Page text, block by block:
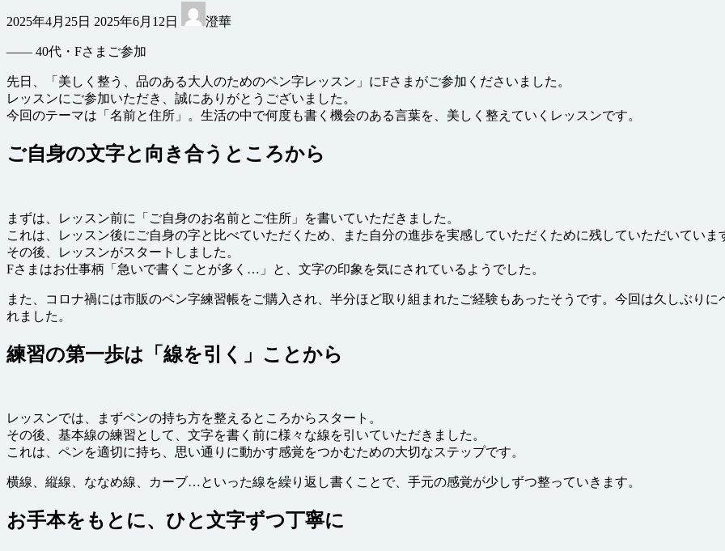
2025年4月25日 終
新
日
時
:
2025年6月12日 澄華
—— 40代・Fさまご参加
先日、「美しく整う、品のある大人のためのペン字レッスン」にFさまがご参加くださいました。
レッスンにご参加いただき、誠にありがとうございました。
今回のテーマは「名前と住所」。生活の中で何度も書く機会のある言葉を、美しく整えていくレッスンです。
ご自身の文字と向き合うところから
まずは、レッスン前に「ご自身のお名前とご住所」を書いていただきました。
これは、レッスン後にご自身の字と比べていただくため、また自分の進歩を実感していただくために残していただいていま
その後、レッスンがスタートしました。
Fさまはお仕事柄「急いで書くことが多く…」と、文字の印象を気にされているようでした。
また、コロナ禍には市販のペン字練習帳をご購入され、半分ほど取り組まれたご経験もあったそうです。今回は久しぶり
れました。
練習の第一歩は「線を引く」ことから
レッスンでは、まずペンの持ち方を整えるところからスタート。
その後、基本線の練習として、文字を書く前に様々な線を引いていただきました。
これは、ペンを適切に持ち、思い通りに動かす感覚をつかむための大切なステップです。
横線、縦線、ななめ線、カーブ…といった線を繰り返し書くことで、手元の感覚が少しずつ整っていきます。
お手本をもとに、ひと文字ずつ丁寧に